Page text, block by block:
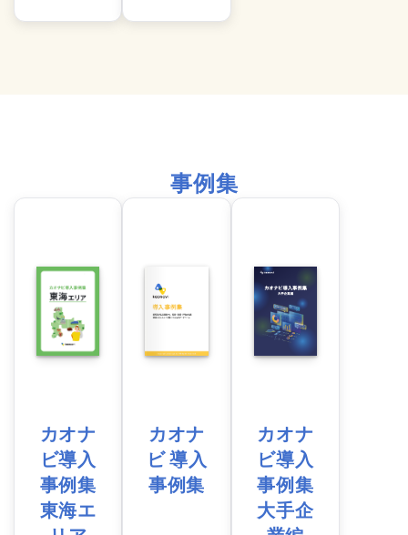
事例集
カオナ
ビ導入
事例集
東海エ
カオナ
ビ 導入
事例集
カオナ
ビ導入
事例集
大手企